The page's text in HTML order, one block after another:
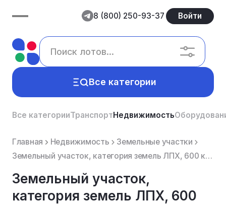
8 (800) 250-93-37 Войти
Все категории
Все категорииТранспортНедвижимость
Главная Недвижимость
Земельные участки
Земельный участок, категория земель ЛПХ, 600 кв.м., кадастровый (условный) номер 35:26:0103024:1008,...
Земельный участок,
категория земель ЛПХ, 600